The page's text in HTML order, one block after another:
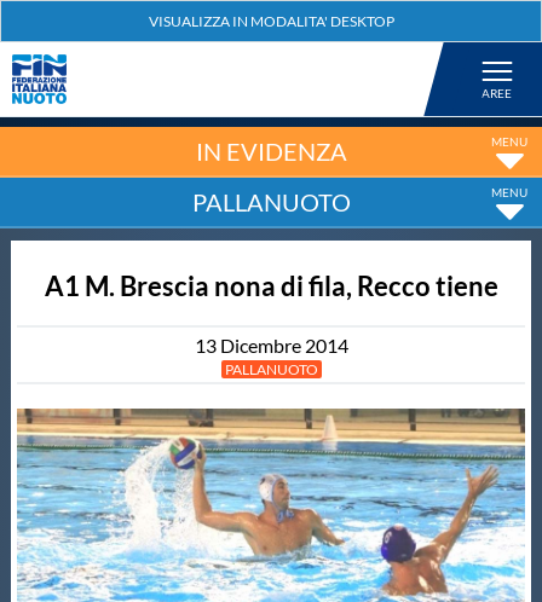
Nuoto
Tuffi
Fondo
Salvamento
Master
IN EVIDENZA
PALLANUOTO
A1 M. Brescia nona di fila, Recco tiene
13 Dicembre 2014
PALLANUOTO